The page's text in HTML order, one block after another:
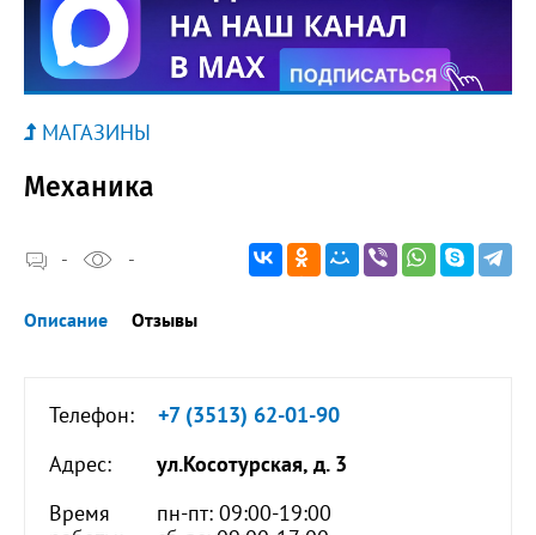
МАГАЗИНЫ
Механика
- -
Описание Отзывы
Телефон:
+7 (3513) 62-01-90
Адрес:
ул.Косотурская, д. 3
Время
пн-пт: 09:00-19:00